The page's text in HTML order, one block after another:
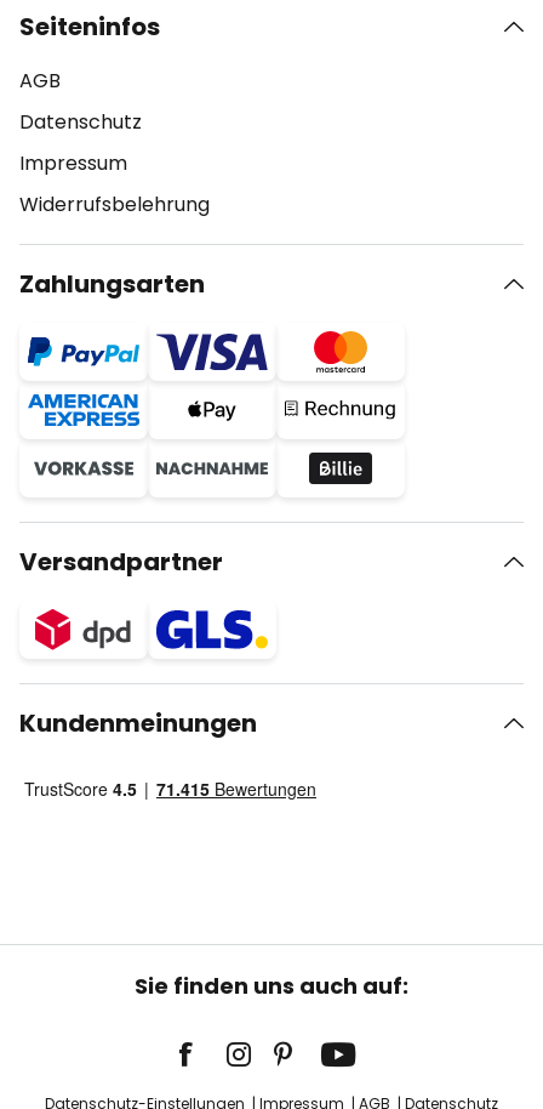
Seiteninfos
AGB
Datenschutz
Impressum
Widerrufsbelehrung
Zahlungsarten
Versandpartner
Kundenmeinungen
Sie finden uns auch auf:
Datenschutz-Einstellungen Impressum AGB Datenschutz